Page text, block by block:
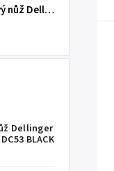
Lovecký zavírací damaškový nůž Dellinger Damask Star
Dellinger
BLACK